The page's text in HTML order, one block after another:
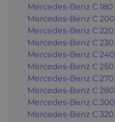
Mercedes-Benz C 180
Mercedes-Benz C 200
Mercedes-Benz C 220
Mercedes-Benz C 230
Mercedes-Benz C 240
Mercedes-Benz C 250
Mercedes-Benz C 270
Mercedes-Benz C 280
Mercedes-Benz C 300
Mercedes-Benz C 320